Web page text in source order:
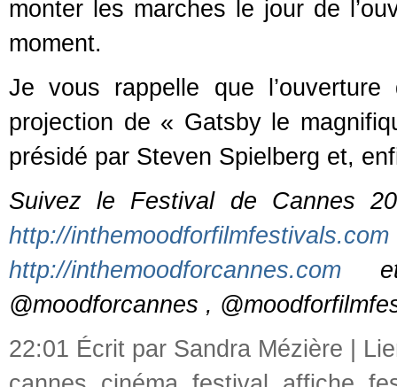
monter les marches le jour de
moment.
Je vous rappelle que
projection de « Gatsby le
présidé par Steven Spielberg et,
Suivez le Festival de Cannes
http://inthemoodforfilmfestivals.com
http://inthemoodforcannes.com et
@moodforcannes ,
22:01 Écrit par Sandra Mézière |